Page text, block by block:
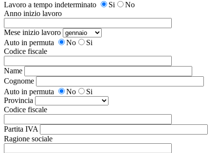
Lavoro a tempo indeterminato
Si
No
Anno inizio lavoro
Mese inizio lavoro
Auto in permuta
No
Si
Codice fiscale
Name
Cognome
Auto in permuta
No
Si
Provincia
Codice fiscale
Partita IVA
Ragione sociale